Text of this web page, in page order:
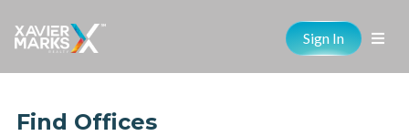
Sign In
Find Offices